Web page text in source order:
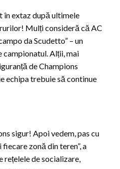
în extaz după ultimele
Mulți consideră că AC
da Scudetto” – un
Alții, mai
de Champions
echipa trebuie să continue
sigur! Apoi vedem, pas cu
zonă din teren”, a
rețelele de socializare,